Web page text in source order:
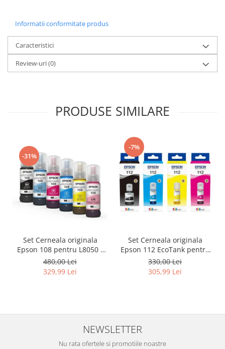
Informatii conformitate produs
Caracteristici
Review-uri(0)
PRODUSE SIMILARE
-31%
Set Cerneala originala
Epson 108 pentru L8050 /
L18050
480,00 Lei
329,99 Lei
-7%
Set Cerneala originala
Epson 112 EcoTank pentru
L6460, L6490, L6550, L6570,
L6580, L11160, L15150,
L15160, L15180
330,00 Lei
305,99 Lei
NEWSLETTER
Nu rata ofertele si promotiile noastre